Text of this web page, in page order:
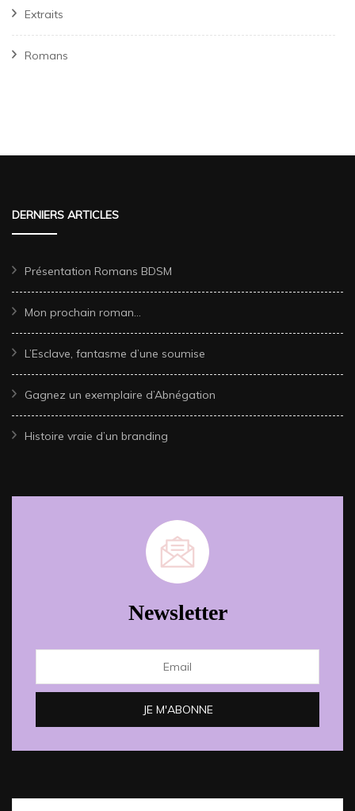
Extraits
Romans
DERNIERS ARTICLES
Présentation Romans BDSM
Mon prochain roman…
L’Esclave, fantasme d’une soumise
Gagnez un exemplaire d’Abnégation
Histoire vraie d’un branding
Newsletter